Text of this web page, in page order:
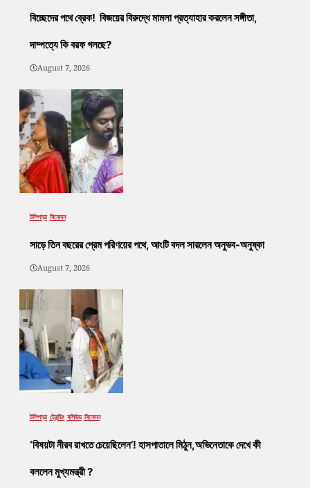
বিচ্ছেদের পথে ব্রেক! বিজয়ের বিরুদ্ধে মামলা প্রত্যাহার করলেন সঙ্গীতা,
দাম্পত্যে কি বরফ গলছে?
August 7, 2026
টলিপাড়া বিনোদন
সাড়ে তিন বছরের প্রেম পরিণয়ের পথে, আংটি বদল সারলেন অনুভব-অনুষ্কা
August 7, 2026
টলিপাড়া ট্রেন্ডিং বলিউড বিনোদন
‘বিষয়টা নীরব রাখতে চেয়েছিলেন’! হাসপাতালে মিঠুন,অভিনেতাকে দেখে কী
বললেন মুখ্যমন্ত্রী ?